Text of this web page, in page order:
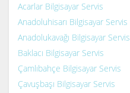
Acarlar Bilgisayar Servis
Anadoluhisarı Bilgisayar Servis
Anadolukavağı Bilgisayar Servis
Baklacı Bilgisayar Servis
Çamlıbahçe Bilgisayar Servis
Çavuşbaşı Bilgisayar Servis